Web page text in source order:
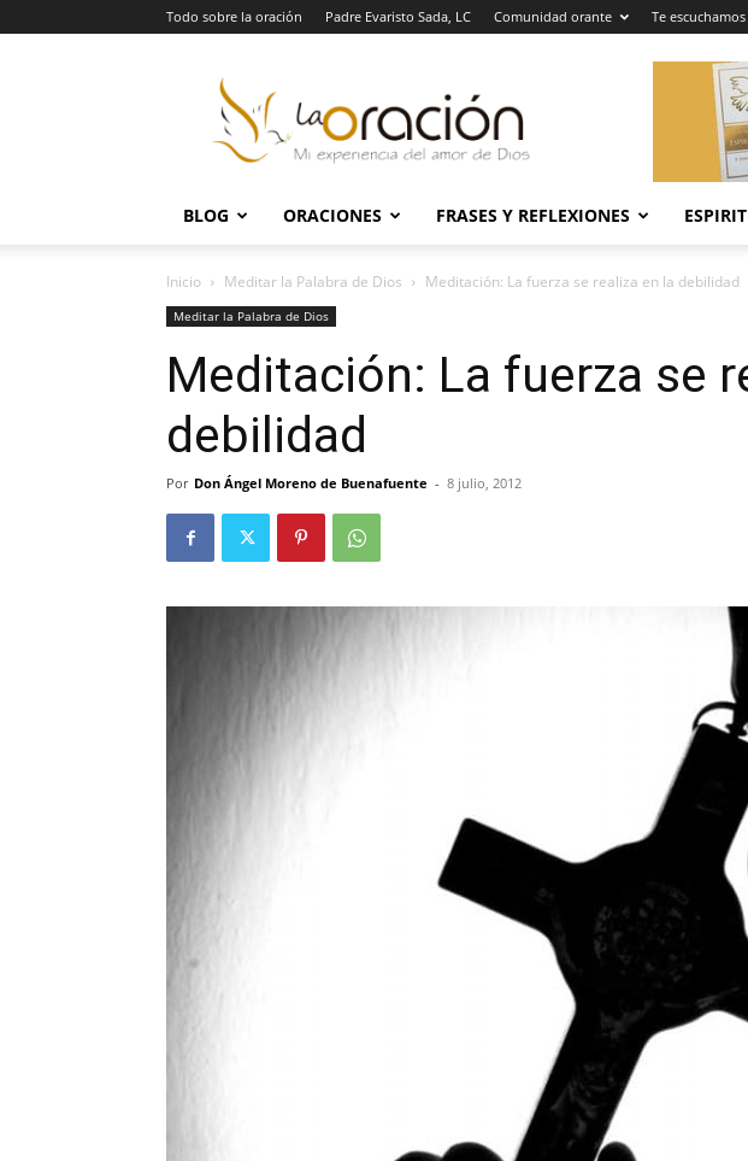
Todo sobre la oración Padre Evaristo Sada, LC Comunidad orante Te escuchamos
Oración
BLOG ORACIONES FRASES Y REFLEXIONES
Inicio Meditar la Palabra de Dios Meditación: La fuerza se realiza en la debilidad
Meditar la Palabra de Dios
Meditación: La fuerza se
debilidad
Por Don Ángel Moreno de Buenafuente - 8 julio, 2012